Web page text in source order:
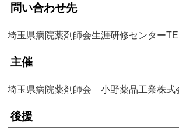
問い合わせ先
埼玉県病院薬剤師会生涯研修センター
主催
埼玉県病院薬剤師会 小野薬品工業株式
後援